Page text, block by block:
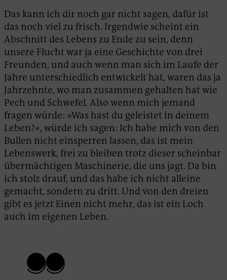
Das kann ich dir noch gar nicht sagen, dafür ist
das noch viel zu frisch. Irgendwie scheint ein
Abschnitt des Lebens zu Ende zu sein, denn
unsere Flucht war ja eine Geschichte von drei
Freunden, und auch wenn man sich im Laufe der
Jahre unterschiedlich entwickelt hat, waren das ja
Jahrzehnte, wo man zusammen gehalten hat wie
Pech und Schwefel. Also wenn mich jemand
fragen würde: »Was hast du geleistet in deinem
Leben?«, würde ich sagen: Ich habe mich von den
Bullen nicht einsperren lassen, das ist mein
Lebenswerk, frei zu bleiben trotz dieser scheinbar
übermächtigen Maschinerie, die uns jagt. Da bin
ich stolz drauf, und das habe ich nicht alleine
gemacht, sondern zu dritt. Und von den dreien
gibt es jetzt Einen nicht mehr, das ist ein Loch
auch im eigenen Leben.